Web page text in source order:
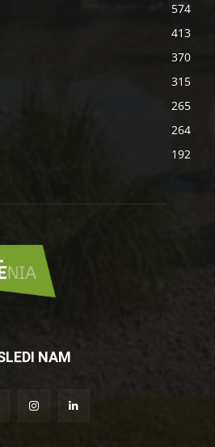
574
413
370
315
265
264
192
NAM